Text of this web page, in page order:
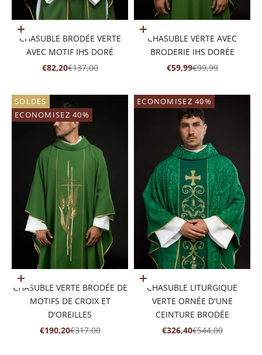
Ajouter au panier
CHASUBLE BRODÉE VERTE
AVEC MOTIF IHS DORÉ
PRIX DE VENTE
€82,20PRIX NORMAL
€137,00
Ajouter au panier
CHASUBLE VERTE AVEC
BRODERIE IHS DORÉE
PRIX DE VENTE
€59,99PRIX NORMAL
€99,99
SOLDES
ECONOMISEZ 40%
Ajouter au panier
CHASUBLE VERTE BRODÉE DE
MOTIFS DE CROIX ET
D'OREILLES
PRIX DE VENTE
€190,20PRIX NORMAL
€317,00
ECONOMISEZ 40%
Ajouter au panier
CHASUBLE LITURGIQUE
VERTE ORNÉE D'UNE
CEINTURE BRODÉE
PRIX DE VENTE
€326,40PRIX NORMAL
€544,00